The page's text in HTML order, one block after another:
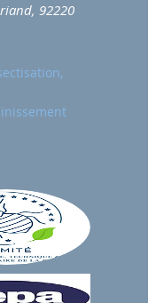
92220